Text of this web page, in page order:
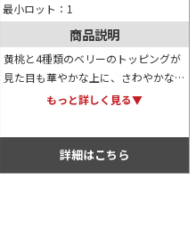
最小ロット：1
商品説明
黄桃と4種類のベリーのトッピングが
見た目も華やかな上に、さわやかな酸
味とクリームの甘味が絶妙でとっても
もっと詳しく見る▼
詳細はこちら